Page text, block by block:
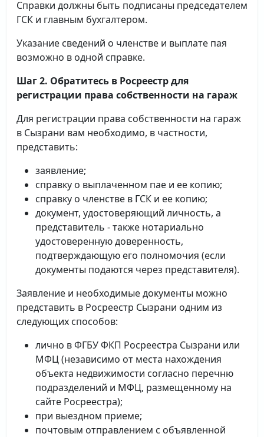
Справки должны быть подписаны председателем
ГСК и главным бухгалтером.
Указание сведений о членстве и выплате пая
возможно в одной справке.
Шаг 2. Обратитесь в Росреестр для
регистрации права собственности на гараж
Для регистрации права собственности на гараж
в Сызрани вам необходимо, в частности,
представить:
заявление;
справку о выплаченном пае и ее копию;
справку о членстве в ГСК и ее копию;
документ, удостоверяющий личность, а
представитель - также нотариально
удостоверенную доверенность,
подтверждающую его полномочия (если
документы подаются через представителя).
Заявление и необходимые документы можно
представить в Росреестр Сызрани одним из
следующих способов:
лично в ФГБУ ФКП Росреестра Сызрани или
МФЦ (независимо от места нахождения
объекта недвижимости согласно перечню
подразделений и МФЦ, размещенному на
сайте Росреестра);
при выездном приеме;
почтовым отправлением с объявленной